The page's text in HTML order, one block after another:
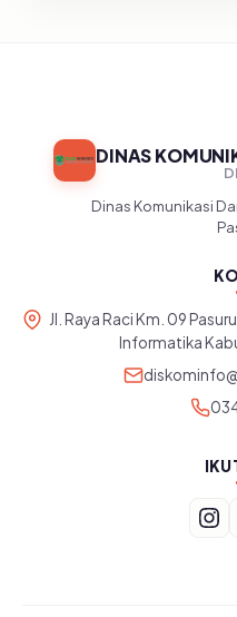
DINAS
Dinas Komunikasi
Jl. Raya Raci Km. 09
Informatika